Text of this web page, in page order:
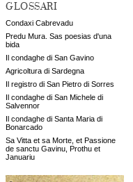
GLOSSARI
Condaxi Cabrevadu
Predu Mura. Sas poesias d'una
bida
Il condaghe di San Gavino
Agricoltura di Sardegna
Il registro di San Pietro di Sorres
Il condaghe di San Michele di
Salvennor
Il condaghe di Santa Maria di
Bonarcado
Sa Vitta et sa Morte, et Passione
de sanctu Gavinu, Prothu et
Januariu